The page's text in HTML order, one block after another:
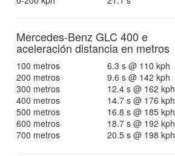
Mercedes-Benz GLC 400 e
aceleración distancia en metros
100 metros
6.3 s @ 110 kph
200 metros
9.6 s @ 142 kph
300 metros
12.4 s @ 162 kph
400 metros
14.7 s @ 176 kph
500 metros
16.8 s @ 185 kph
600 metros
18.7 s @ 192 kph
700 metros
20.5 s @ 198 kph